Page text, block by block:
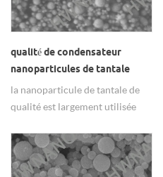
qualité de condensateur
nanoparticules de tantale
la nanoparticule de tantale de
qualité est largement utilisée